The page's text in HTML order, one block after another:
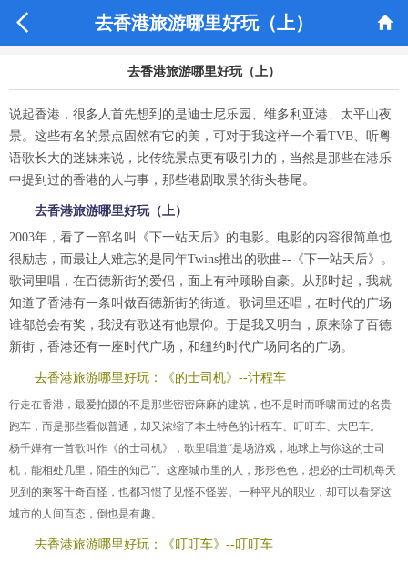
 去香港旅游哪里好玩（上） 
去香港旅游哪里好玩（上）
说起香港，很多人首先想到的是迪士尼乐园、维多利亚港、太平山夜
景。这些有名的景点固然有它的美，可对于我这样一个看TVB、听粤
语歌长大的迷妹来说，比传统景点更有吸引力的，当然是那些在港乐
中提到过的香港的人与事，那些港剧取景的街头巷尾。
去香港旅游哪里好玩（上）
2003年，看了一部名叫《下一站天后》的电影。电影的内容很简单也
很励志，而最让人难忘的是同年Twins推出的歌曲--《下一站天后》。
歌词里唱，在百德新街的爱侣，面上有种顾盼自豪。从那时起，我就
知道了香港有一条叫做百德新街的街道。歌词里还唱，在时代的广场
谁都总会有奖，我没有歌迷有他景仰。于是我又明白，原来除了百德
新街，香港还有一座时代广场，和纽约时代广场同名的广场。
去香港旅游哪里好玩：《的士司机》--计程车
行走在香港，最爱拍摄的不是那些密密麻麻的建筑，也不是时而呼啸而过的名贵
跑车，而是那些看似普通，却又浓缩了本土特色的计程车、叮叮车、大巴车。
杨千嬅有一首歌叫作《的士司机》，歌里唱道“是场游戏，地球上与你这的士司
机，能相处几里，陌生的知己”。这座城市里的人，形形色色，想必的士司机每天
见到的乘客千奇百怪，也都习惯了见怪不怪罢。一种平凡的职业，却可以看穿这
城市的人间百态，倒也是有趣。
去香港旅游哪里好玩：《叮叮车》--叮叮车